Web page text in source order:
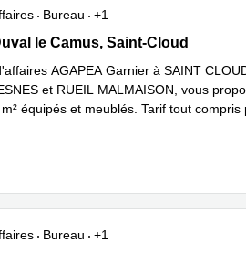
Bureau
+1
le Camus 8, Saint-Cloud
le Camus, Saint-Cloud
AGAPEA Garnier à SAINT
et RUEIL MALMAISON, vous
équipés et meublés. Tarif tout
Bureau +1